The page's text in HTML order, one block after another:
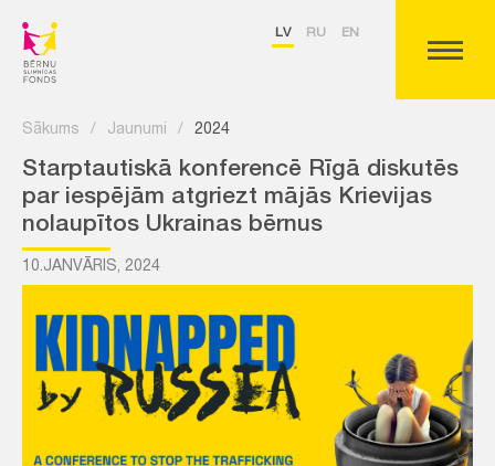
LV RU EN
Sākums / Jaunumi / 2024
Starptautiskā konferencē Rīgā diskutēs
par iespējām atgriezt mājās Krievijas
nolaupītos Ukrainas bērnus
10.JANVĀRIS, 2024